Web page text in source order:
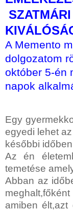
A Memento
dolgozatom
október 5-én
napok
Egy
egyedi lehet
későbbi
Az én
temetése
Abban az
amiben élt,azt